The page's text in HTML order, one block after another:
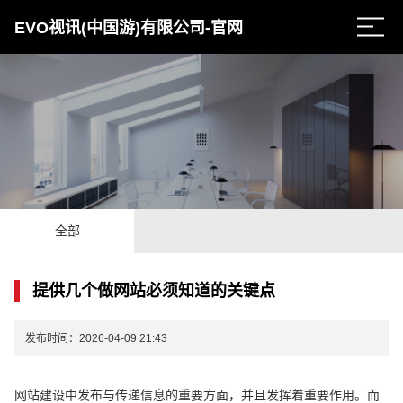
EVO视讯(中国游)有限公司-官网
全部
提供几个做网站必须知道的关键点
发布时间：2026-04-09 21:43
网站建设中发布与传递信息的重要方面，并且发挥着重要作用。而